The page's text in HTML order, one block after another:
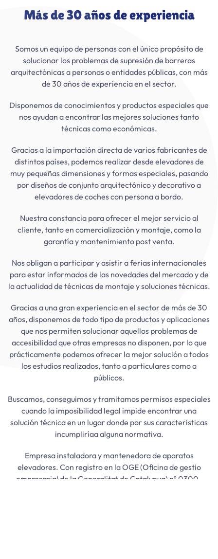
Más de 30 años de experiencia
Somos un equipo de personas con el único propósito de
solucionar los problemas de supresión de barreras
arquitectónicas a personas o entidades públicas, con más
de 30 años de experiencia en el sector.
Disponemos de conocimientos y productos especiales que
nos ayudan a encontrar las mejores soluciones tanto
técnicas como económicas.
Gracias a la importación directa de varios fabricantes de
distintos países, podemos realizar desde elevadores de
muy pequeñas dimensiones y formas especiales, pasando
por diseños de conjunto arquitectónico y decorativo a
elevadores de coches con persona a bordo.
Nuestra constancia para ofrecer el mejor servicio al
cliente, tanto en comercialización y montaje, como la
garantía y mantenimiento post venta.
Nos obligan a participar y asistir a ferias internacionales
para estar informados de las novedades del mercado y de
la actualidad de técnicas de montaje y soluciones técnicas.
Gracias a una gran experiencia en el sector de más de 30
años, disponemos de todo tipo de productos y aplicaciones
que nos permiten solucionar aquellos problemas de
accesibilidad que otras empresas no disponen, por lo que
prácticamente podemos ofrecer la mejor solución a todos
los estudios realizados, tanto a particulares como a
públicos.
Buscamos, conseguimos y tramitamos permisos especiales
cuando la imposibilidad legal impide encontrar una
solución técnica en un lugar donde por sus características
incumpliríaa alguna normativa.
Empresa instaladora y mantenedora de aparatos
elevadores. Con registro en la OGE (Oficina de gestio
empresarial de la Generalitat de Catalunya) nº 0300-